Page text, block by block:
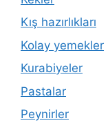
Kış hazırlıkları
Kolay yemekler
Kurabiyeler
Pastalar
Peynirler